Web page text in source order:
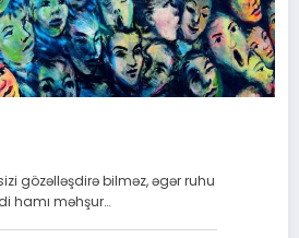
gözəlləşdirə bilməz, əgər ruhu
hamı məhşur…